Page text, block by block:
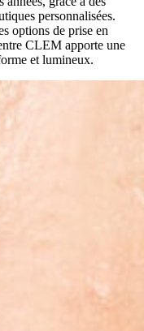
personnalisées.
options de prise en
CLEM apporte une
et lumineux.